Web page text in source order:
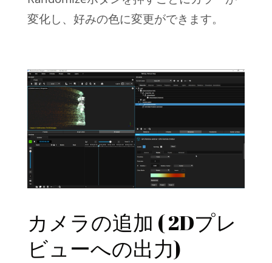
変化し、好みの色に変更ができます。
カメラの追加 ( 2Dプレ
ビューへの出力)